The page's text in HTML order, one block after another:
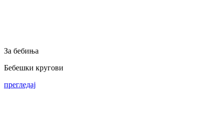
За бебиња
Бебешки кругови
прегледај